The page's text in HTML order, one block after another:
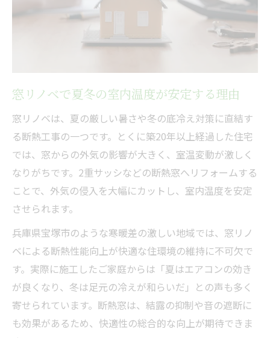
気候変動時代に窓リノベが必要な理由
断熱窓リノベで冬の底冷えを防ぐコツ
夏の暑さ対策に窓リノベが役立つ理由
窓リノベで断熱性能を高める具体策
省エネ生活へ導く窓リノベの必要性とは
窓リノベで毎月の光熱費を賢く節約
省エネ住宅を目指すなら窓リノベが必須
窓リノベで電気代が減る仕組みを解説
エアコン効率化に直結する窓リノベの力
省エネ効果が高い窓リノベの特徴とは
補助金活用でお得に叶う窓リノベ術
窓リノベ補助金活用の基本を押さえる
補助金を使った窓リノベで賢く節約
申請時の注意点と窓リノベのポイント
補助金対応の窓リノベ工事範囲を確認
窓リノベの補助金最新情報をチェック
窓リノベで夏冬の室内温度が安定する理由
窓リノベは、夏の厳しい暑さや冬の底冷え対策に直結す
る断熱工事の一つです。とくに築20年以上経過した住宅
では、窓からの外気の影響が大きく、室温変動が激しく
なりがちです。2重サッシなどの断熱窓へリフォームする
ことで、外気の侵入を大幅にカットし、室内温度を安定
させられます。
兵庫県宝塚市のような寒暖差の激しい地域では、窓リノ
ベによる断熱性能向上が快適な住環境の維持に不可欠で
す。実際に施工したご家庭からは「夏はエアコンの効き
が良くなり、冬は足元の冷えが和らいだ」との声も多く
寄せられています。断熱窓は、結露の抑制や音の遮断に
も効果があるため、快適性の総合的な向上が期待できま